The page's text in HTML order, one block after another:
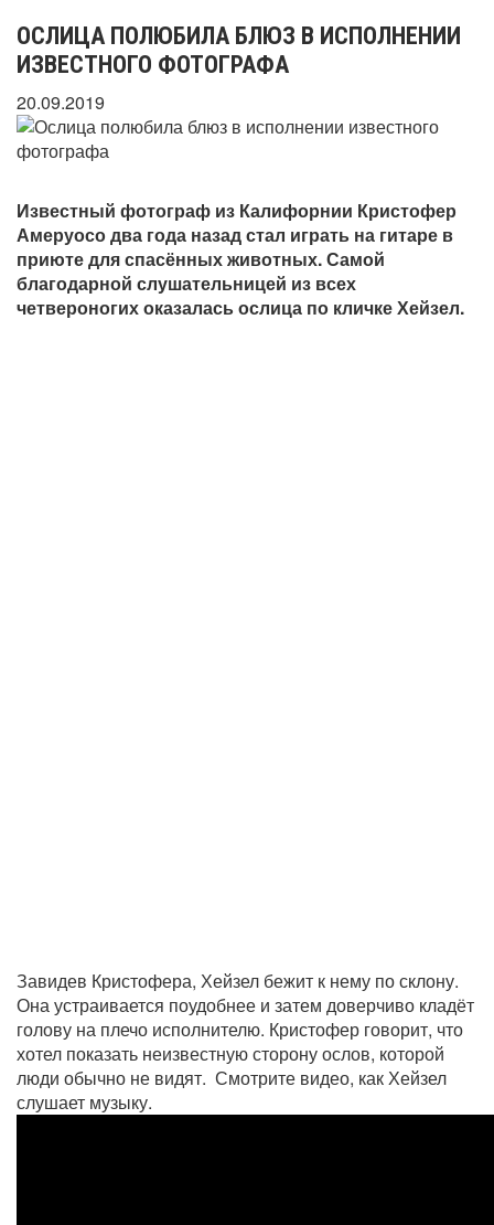
ОСЛИЦА ПОЛЮБИЛА БЛЮЗ В ИСПОЛНЕНИИ
ИЗВЕСТНОГО ФОТОГРАФА
20.09.2019
Известный фотограф из Калифорнии Кристофер
Амеруосо два года назад стал играть на гитаре в
приюте для спасённых животных. Самой
благодарной слушательницей из всех
четвероногих оказалась ослица по кличке Хейзел.
Завидев Кристофера, Хейзел бежит к нему по склону.
Она устраивается поудобнее и затем доверчиво кладёт
голову на плечо исполнителю. Кристофер говорит, что
хотел показать неизвестную сторону ослов, которой
люди обычно не видят. Смотрите видео, как Хейзел
слушает музыку.